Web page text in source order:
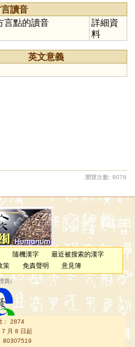
讀音
言點的讀音
詳細資
料
英文意義
瀏覽次數: 9076
隨機漢字
最近被搜索的漢字
策 免責聲明 意見簿
員）
： 2874
7 月 8 日起
80307519